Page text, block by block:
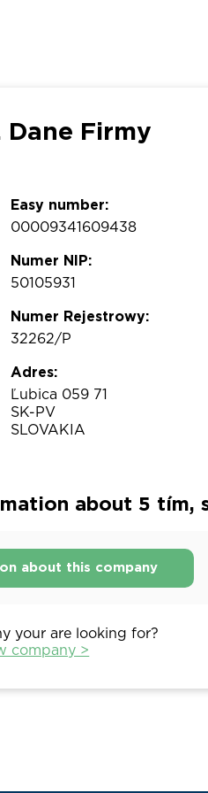
Dane Firmy
Easy number:
00009341609438
Numer NIP:
50105931
Numer Rejestrowy:
32262/P
Adres:
Ľubica 059 71
SK-PV
SLOVAKIA
about 5 tím,
about this company
your are looking for?
company >